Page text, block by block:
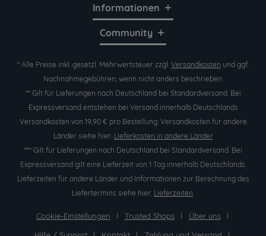
Informationen
Community
* Alle Preise inkl. gesetzl. Mehrwertsteuer zzgl. Versandkosten und ggf.
Nachnahmegebühren, wenn nicht anders beschrieben.
** Gilt für Lieferungen nach Deutschland bei Standardversand. Bei
Expressversand entstehen bei Versand innerhalb Deutschlands
Versandkosten von 19,90 € pro Bestellung. Versandkosten für andere
Länder siehe hier: Lieferkosten in andere Länder
*** Gilt für Lieferungen nach Deutschland bei Standardversand. Bei
Expressversand gilt eine Lieferzeit von 1 Tag innerhalb Deutschlands.
Lieferzeiten für andere Länder und Informationen zur Berechnung des
Liefertermins siehe hier: Lieferzeiten.
Cookie-Einstellungen Trusted Shops
Über uns